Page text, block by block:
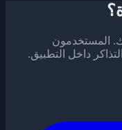
المستخدمون
داخل التطبيق.